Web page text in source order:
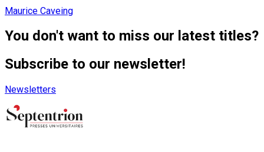
Maurice Caveing
You don't want to miss our latest titles?
Subscribe to our newsletter!
Newsletters